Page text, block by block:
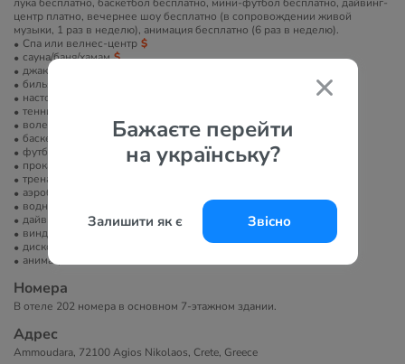
Бажаєте перейти
на українську?
Залишити як є Звісно
центр платно, вечернее шоу бесплатно (в сопровождении живой
музыки, 1 раз в неделю), анимация бесплатно (6 раз в неделю).
Спа или велнес-центр
сауна/баня/хамам
джакузи
бильярд
настольный теннис
теннисный корт
волейбол
баскетбольная площадка
футбольное поле
прокат велосипедов
тренажерный зал
аэробика
водные развлечения
дайвинг
виндсерфинг
диско-клуб
анимация
Номера
В отеле 202 номера в основном 7-этажном здании.
Адрес
Ammoudara, 72100 Agios Nikolaos, Crete, Greece